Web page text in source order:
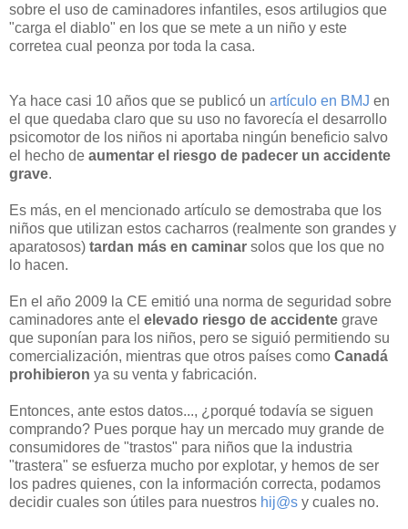
sobre el uso de caminadores infantiles, esos artilugios que
"carga el diablo" en los que se mete a un niño y este
corretea cual peonza por toda la casa.
Ya hace casi 10 años que se publicó un artículo en BMJ en
el que quedaba claro que su uso no favorecía el desarrollo
psicomotor de los niños ni aportaba ningún beneficio salvo
el hecho de aumentar el riesgo de padecer un accidente
grave.
Es más, en el mencionado artículo se demostraba que los
niños que utilizan estos cacharros (realmente son grandes y
aparatosos) tardan más en caminar solos que los que no
lo hacen.
En el año 2009 la CE emitió una norma de seguridad sobre
caminadores ante el elevado riesgo de accidente grave
que suponían para los niños, pero se siguió permitiendo su
comercialización, mientras que otros países como Canadá
prohibieron ya su venta y fabricación.
Entonces, ante estos datos..., ¿porqué todavía se siguen
comprando? Pues porque hay un mercado muy grande de
consumidores de "trastos" para niños que la industria
"trastera" se esfuerza mucho por explotar, y hemos de ser
los padres quienes, con la información correcta, podamos
decidir cuales son útiles para nuestros hij@s y cuales no.